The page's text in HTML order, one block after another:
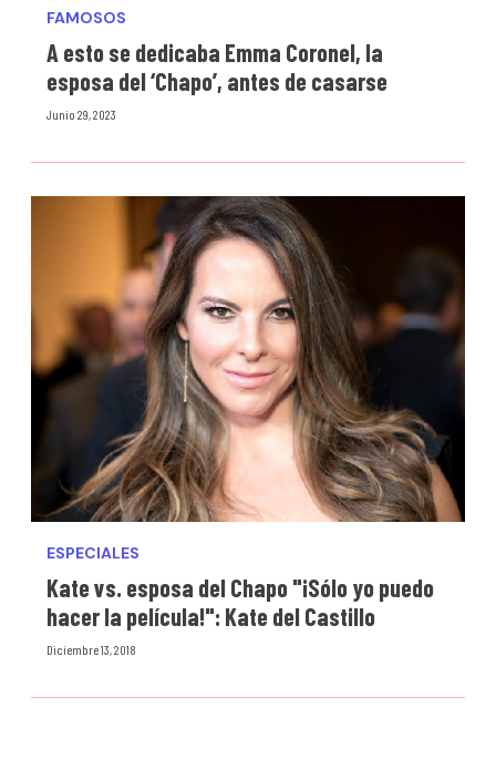
FAMOSOS
A esto se dedicaba Emma Coronel, la
esposa del ‘Chapo’, antes de casarse
Junio 29, 2023
ESPECIALES
Kate vs. esposa del Chapo "¡Sólo yo puedo
hacer la película!": Kate del Castillo
Diciembre 13, 2018